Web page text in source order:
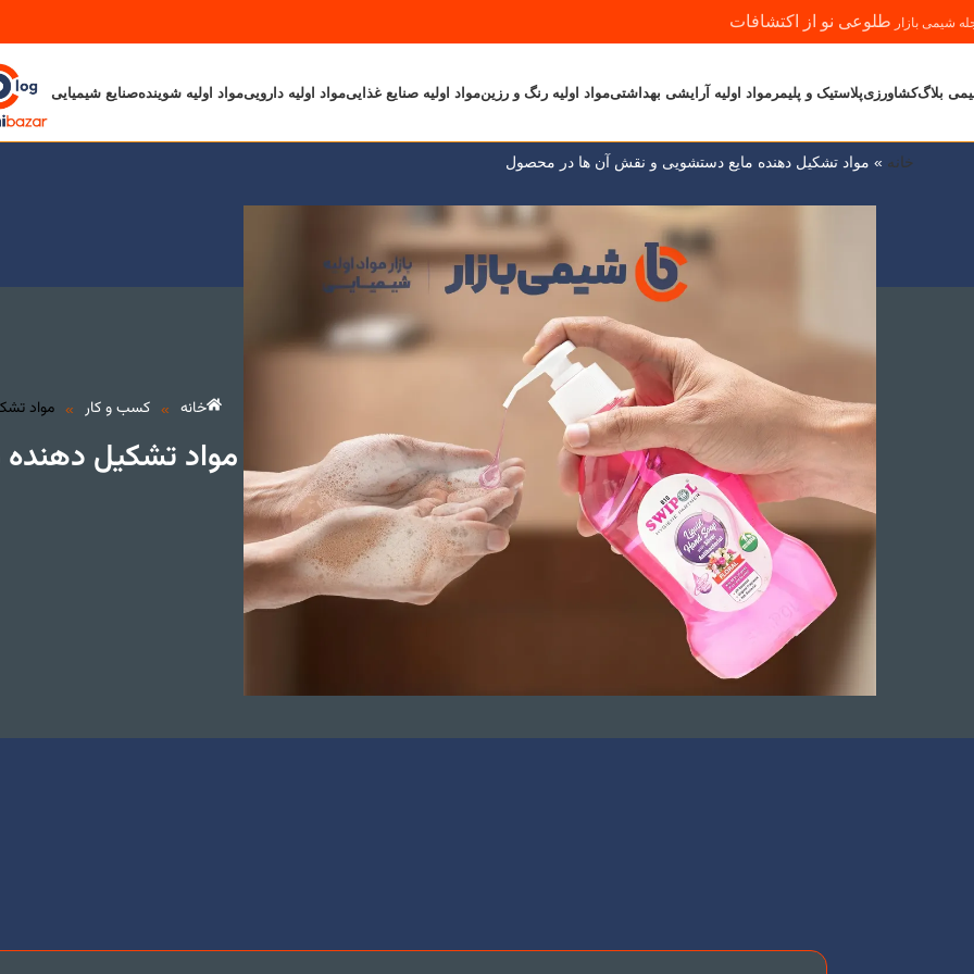
شیمی بازار طلوعی نو از اکتشافات
بلاگکشاورزیپلاستیک و پلیمر مواد اولیه آرایشی بهداشتیمواد اولیه رنگ و رزینمواد اولیه صنایع غذاییمواد اولیه داروییمواد اولیه شویندهصنایع شیمیایی
خانه » مواد تشکیل دهنده مایع دستشویی و نقش آن ها در محصول
خانه » کسب و کار » مواد
مواد تشکیل